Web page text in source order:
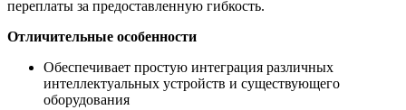
переплаты за предоставленную гибкость.
Отличительные особенности
Обеспечивает простую интеграция различных
интеллектуальных устройств и существующего
оборудования